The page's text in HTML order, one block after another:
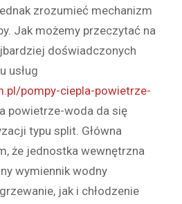
zrozumieć mechanizm
Jak możemy przeczytać na
doświadczonych
usług
pompy-ciepla-powietrze-
powietrze-woda da się
typu split. Główna
że jednostka wewnętrzna
wymiennik wodny
jak i chłodzenie